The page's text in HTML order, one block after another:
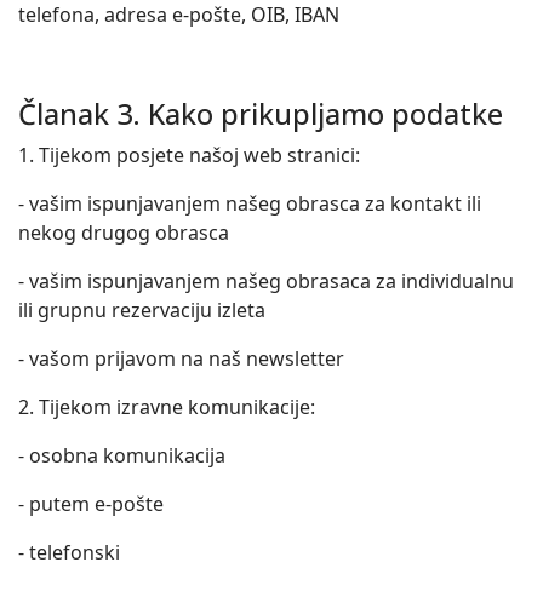
telefona, adresa e-pošte, OIB, IBAN
Članak 3. Kako prikupljamo podatke
1. Tijekom posjete našoj web stranici:
- vašim ispunjavanjem našeg obrasca za kontakt ili
nekog drugog obrasca
- vašim ispunjavanjem našeg obrasaca za individualnu
ili grupnu rezervaciju izleta
- vašom prijavom na naš newsletter
2. Tijekom izravne komunikacije:
- osobna komunikacija
- putem e-pošte
- telefonski